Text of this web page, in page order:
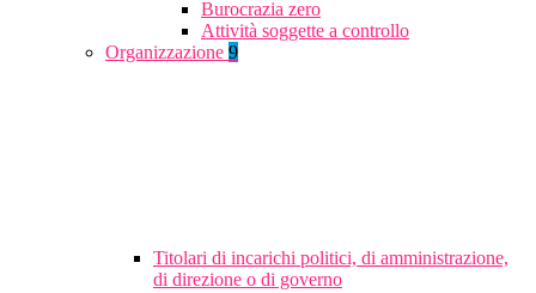
Burocrazia zero
Attività soggette a controllo
Organizzazione 9
Titolari di incarichi politici, di amministrazione,
di direzione o di governo